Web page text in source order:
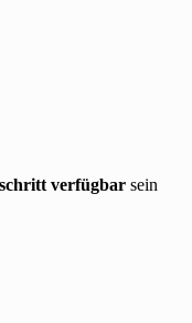
verfügbar sein